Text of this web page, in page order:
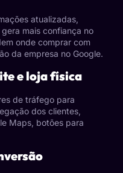
atualizadas,
mais confiança no
onde comprar com
da empresa no Google.
e loja física
de tráfego para
dos clientes,
Maps, botões para